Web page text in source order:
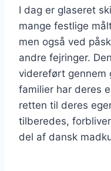
I dag er glaseret
mange festlige
men også ved
andre fejringer.
videreført gennem
familier har deres
retten til deres
tilberedes,
del af dansk